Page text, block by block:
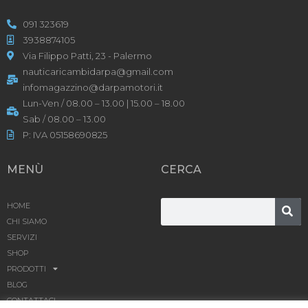
091 323619
3938874105
Via Filippo Patti, 23 - Palermo
nauticaricambidarpa@gmail.com
infomagazzino@darpamotori.it
Lun-Ven / 08.00 – 13.00 | 15.00 – 18.00
Sab / 08.00 – 13.00
P: IVA 05158690825
MENÙ
HOME
CHI SIAMO
SERVIZI
SHOP
PRODOTTI
BLOG
CONTATTACI
CERCA